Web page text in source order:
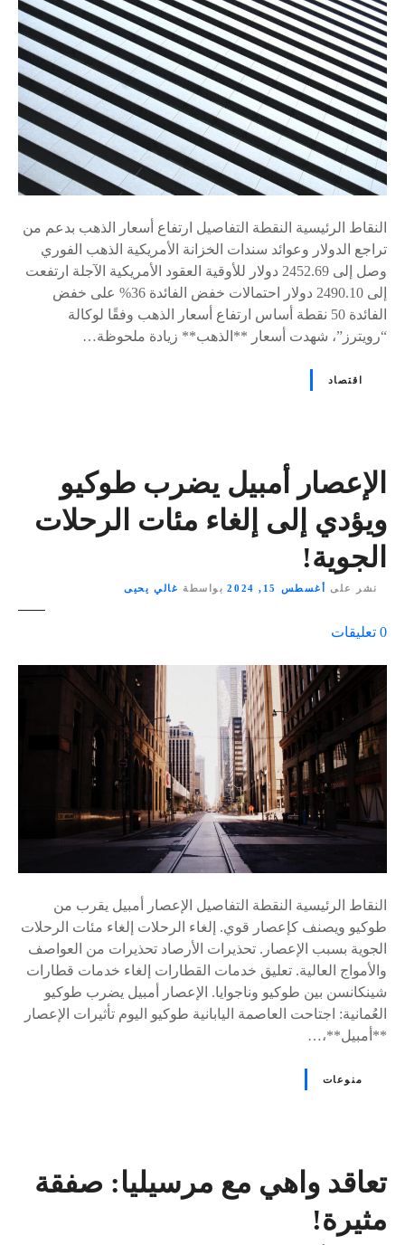
٪
s
النقاط الرئيسية النقطة التفاصيل ارتفاع أسعار الذهب بدعم من
تراجع الدولار وعوائد سندات الخزانة الأمريكية الذهب الفوري
وصل إلى 2452.69 دولار للأوقية العقود الأمريكية الآجلة ارتفعت
إلى 2490.10 دولار احتمالات خفض الفائدة 36% على خفض
الفائدة 50 نقطة أساس ارتفاع أسعار الذهب وفقًا لوكالة
“رويترز”، شهدت أسعار **الذهب** زيادة ملحوظة…
اقتصاد
الإعصار أمبيل يضرب طوكيو
ويؤدي إلى إلغاء مئات الرحلات
الجوية!
نشر على أغسطس 15, 2024 بواسطة غالي يحيى
0 تعليقات
ى
٪
النقاط الرئيسية النقطة التفاصيل الإعصار أمبيل يقرب من
طوكيو ويصنف كإعصار قوي. إلغاء الرحلات إلغاء مئات الرحلات
الجوية بسبب الإعصار. تحذيرات الأرصاد تحذيرات من العواصف
والأمواج العالية. تعليق خدمات القطارات إلغاء خدمات قطارات
شينكانسن بين طوكيو وناجوايا. الإعصار أمبيل يضرب طوكيو
العُمانية: اجتاحت العاصمة اليابانية طوكيو اليوم تأثيرات الإعصار
**أمبيل**،…
منوعات
تعاقد واهي مع مرسيليا: صفقة
مثيرة!